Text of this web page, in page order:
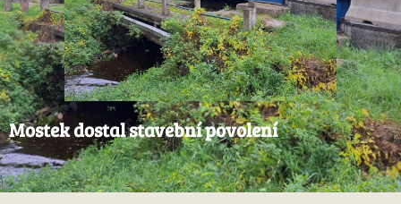
Mostek dostal stavební povolení